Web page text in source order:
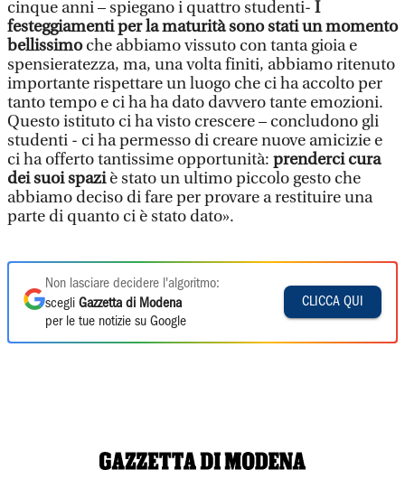
cinque anni – spiegano i quattro studenti- I
festeggiamenti per la maturità sono stati un momento
bellissimoche abbiamo vissuto con tanta gioia e
spensieratezza, ma, una volta finiti, abbiamo ritenuto
importante rispettare un luogo che ci ha accolto per
tanto tempo e ci ha ha dato davvero tante emozioni.
Questo istituto ci ha visto crescere – concludono gli
studenti - ci ha permesso di creare nuove amicizie e
ci ha offerto tantissime opportunità: prenderci cura
dei suoi spaziè stato un ultimo piccolo gesto che
abbiamo deciso di fare per provare a restituire una
parte di quanto ci è stato dato».
Non lasciare decidere l'algoritmo:
scegli Gazzetta di Modena
per le tue notizie su Google
CLICCA QUI